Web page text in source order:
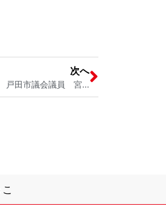
次へ
戸田市下戸田 「下戸田ブンカ祭」に次男と遊びに行きました 戸田市議会議員 宮内そうこ